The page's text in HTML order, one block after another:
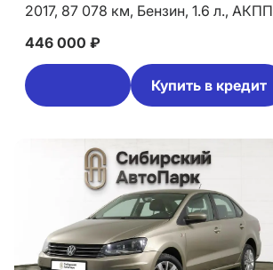
2017, 87 078 км, Бензин, 1.6 л., АКПП
446 000 ₽
Купить в кредит